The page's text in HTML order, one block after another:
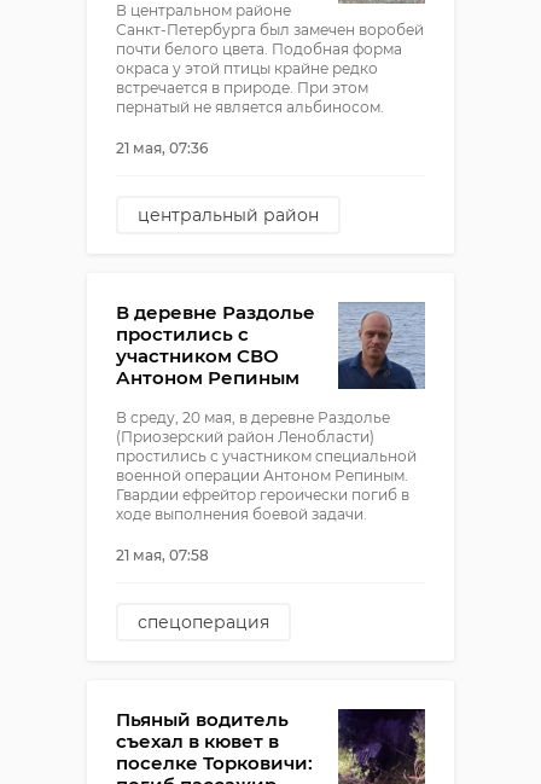
В центральном районе
Санкт-Петербурга был замечен воробей
почти белого цвета. Подобная форма
окраса у этой птицы крайне редко
встречается в природе. При этом
пернатый не является альбиносом.
21 мая, 07:36
центральный район
В деревне Раздолье
простились с
участником СВО
Антоном Репиным
В среду, 20 мая, в деревне Раздолье
(Приозерский район Ленобласти)
простились с участником специальной
военной операции Антоном Репиным.
Гвардии ефрейтор героически погиб в
ходе выполнения боевой задачи.
21 мая, 07:58
спецоперация
погибший солдат
Пьяный водитель
съехал в кювет в
поселке Торковичи: